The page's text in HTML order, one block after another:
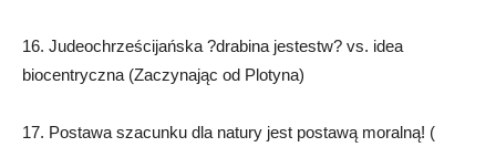
16. Judeochrześcijańska ?drabina jestestw? vs. idea
biocentryczna (Zaczynając od Plotyna)
17. Postawa szacunku dla natury jest postawą moralną! (